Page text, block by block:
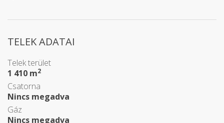
TELEK ADATAI
Telek terület
1 410 m2
Csatorna
Nincs megadva
Gáz
Nincs megadva